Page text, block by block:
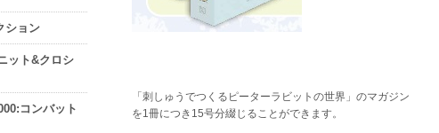
ション
ット&クロシ
コンバット
「刺しゅうでつくるピーターラビットの世界」のマガジン
を1冊につき15号分綴じることができます。